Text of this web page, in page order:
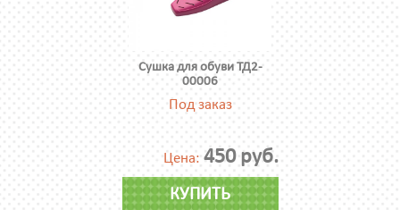
Сушка для обуви ТД2-
00006
Под заказ
Цена: 450 руб.
КУПИТЬ